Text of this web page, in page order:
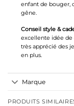
enfant de bouger,
gêne.
Conseil style &
excellente idée de
très apprécié des
en plus.
Marque
PRODUITS